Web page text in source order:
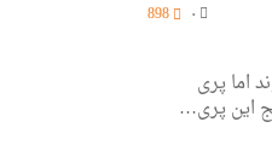
۰ 898
اما پری
این پری…